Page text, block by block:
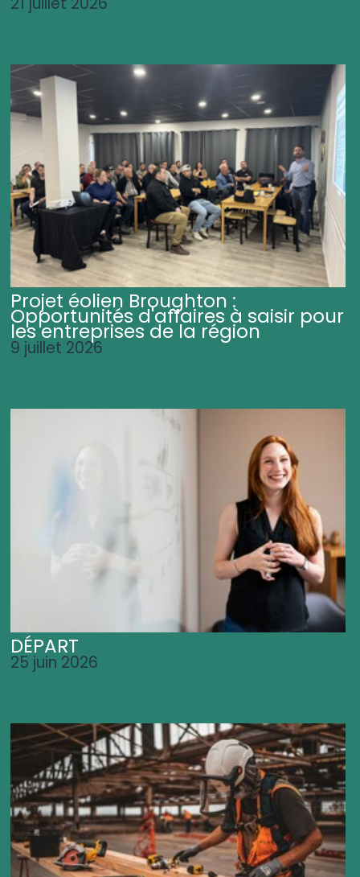
Projet éolien Broughton :
Opportunités d'affaires à saisir pour
les entreprises de la région
9 juillet 2026
DÉPART
25 juin 2026